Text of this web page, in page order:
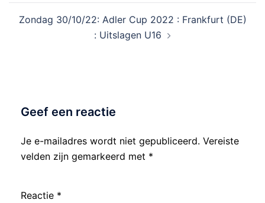
Zondag 30/10/22: Adler Cup 2022 : Frankfurt (DE)
: Uitslagen U16
Geef een reactie
Je e-mailadres wordt niet gepubliceerd. Vereiste
velden zijn gemarkeerd met *
Reactie *